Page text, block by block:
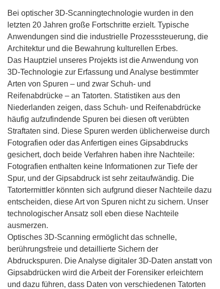
Bei optischer 3D-Scanningtechnologie wurden in den
letzten 20 Jahren große Fortschritte erzielt. Typische
Anwendungen sind die industrielle Prozesssteuerung, die
Architektur und die Bewahrung kulturellen Erbes.
Das Hauptziel unseres Projekts ist die Anwendung von
3D-Technologie zur Erfassung und Analyse bestimmter
Arten von Spuren – und zwar Schuh- und
Reifenabdrücke – an Tatorten. Statistiken aus den
Niederlanden zeigen, dass Schuh- und Reifenabdrücke
häufig aufzufindende Spuren bei diesen oft verübten
Straftaten sind. Diese Spuren werden üblicherweise durch
Fotografien oder das Anfertigen eines Gipsabdrucks
gesichert, doch beide Verfahren haben ihre Nachteile:
Fotografien enthalten keine Informationen zur Tiefe der
Spur, und der Gipsabdruck ist sehr zeitaufwändig. Die
Tatortermittler könnten sich aufgrund dieser Nachteile dazu
entscheiden, diese Art von Spuren nicht zu sichern. Unser
technologischer Ansatz soll eben diese Nachteile
ausmerzen.
Optisches 3D-Scanning ermöglicht das schnelle,
berührungsfreie und detaillierte Sichern der
Abdruckspuren. Die Analyse digitaler 3D-Daten anstatt von
Gipsabdrücken wird die Arbeit der Forensiker erleichtern
und dazu führen, dass Daten von verschiedenen Tatorten